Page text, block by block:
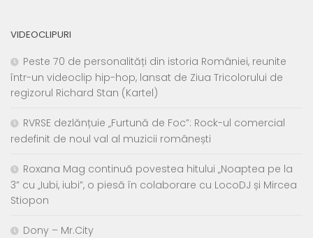
VIDEOCLIPURI
Peste 70 de personalități din istoria României, reunite
într-un videoclip hip-hop, lansat de Ziua Tricolorului de
regizorul Richard Stan (Kartel)
RVRSE dezlănțuie „Furtună de Foc”: Rock-ul comercial
redefinit de noul val al muzicii românești
Roxana Mag continuă povestea hitului „Noaptea pe la
3” cu „Iubi, iubi”, o piesă în colaborare cu LocoDJ și Mircea
Stiopon
Dony – Mr.City